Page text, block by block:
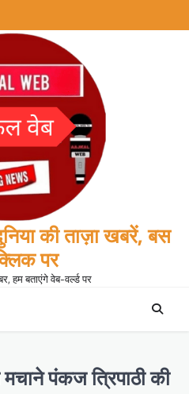
की ताज़ा खबरें, बस
पर
बताएंगे वेब-वर्ल्ड पर
पंकज त्रिपाठी की